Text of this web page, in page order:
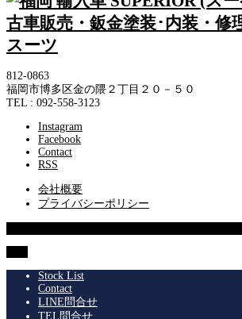
812-0863
福岡市博多区金の隈２丁目２０－５０
TEL : 092-558-3123
Instagram
Facebook
Contact
RSS
会社概要
プライバシーポリシー
Stock List
Contact
LINE問合せ
TEL問合せ